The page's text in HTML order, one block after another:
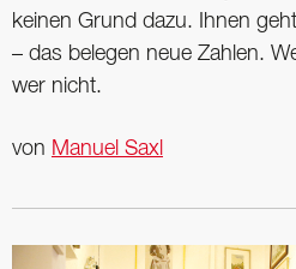
keinen Grund dazu. Ihnen
– das belegen neue Zahlen.
wer nicht.
von Manuel Saxl